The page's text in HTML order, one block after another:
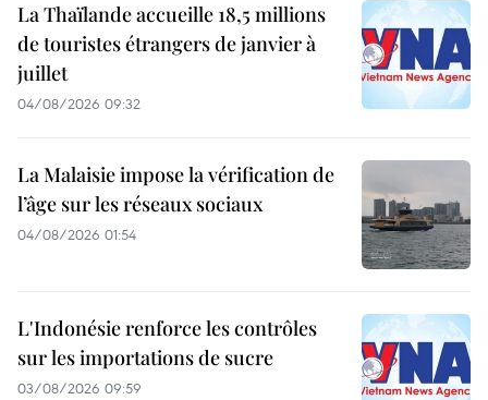
La Thaïlande accueille 18,5 millions
de touristes étrangers de janvier à
juillet
04/08/2026 09:32
La Malaisie impose la vérification de
l’âge sur les réseaux sociaux
04/08/2026 01:54
L'Indonésie renforce les contrôles
sur les importations de sucre
03/08/2026 09:59